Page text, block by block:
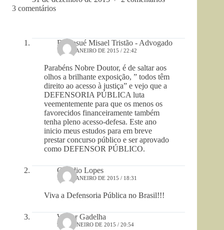
3 comentários
Dr. Josué Misael Tristão - Advogado
11 DE JANEIRO DE 2015 / 22:42
Parabéns Nobre Doutor, é de saltar aos
olhos a brilhante exposição, ” todos têm
direito ao acesso à justiça” e vejo que a
DEFENSORIA PÚBLICA luta
veementemente para que os menos os
favorecidos financeiramente também
tenha pleno acesso-defesa. Este ano
inicio meus estudos para em breve
prestar concurso público e ser aprovado
como DEFENSOR PÚBLICO.
Cláudio Lopes
10 DE JANEIRO DE 2015 / 18:31
Viva a Defensoria Pública no Brasil!!!
Walter Gadelha
9 DE JANEIRO DE 2015 / 20:54